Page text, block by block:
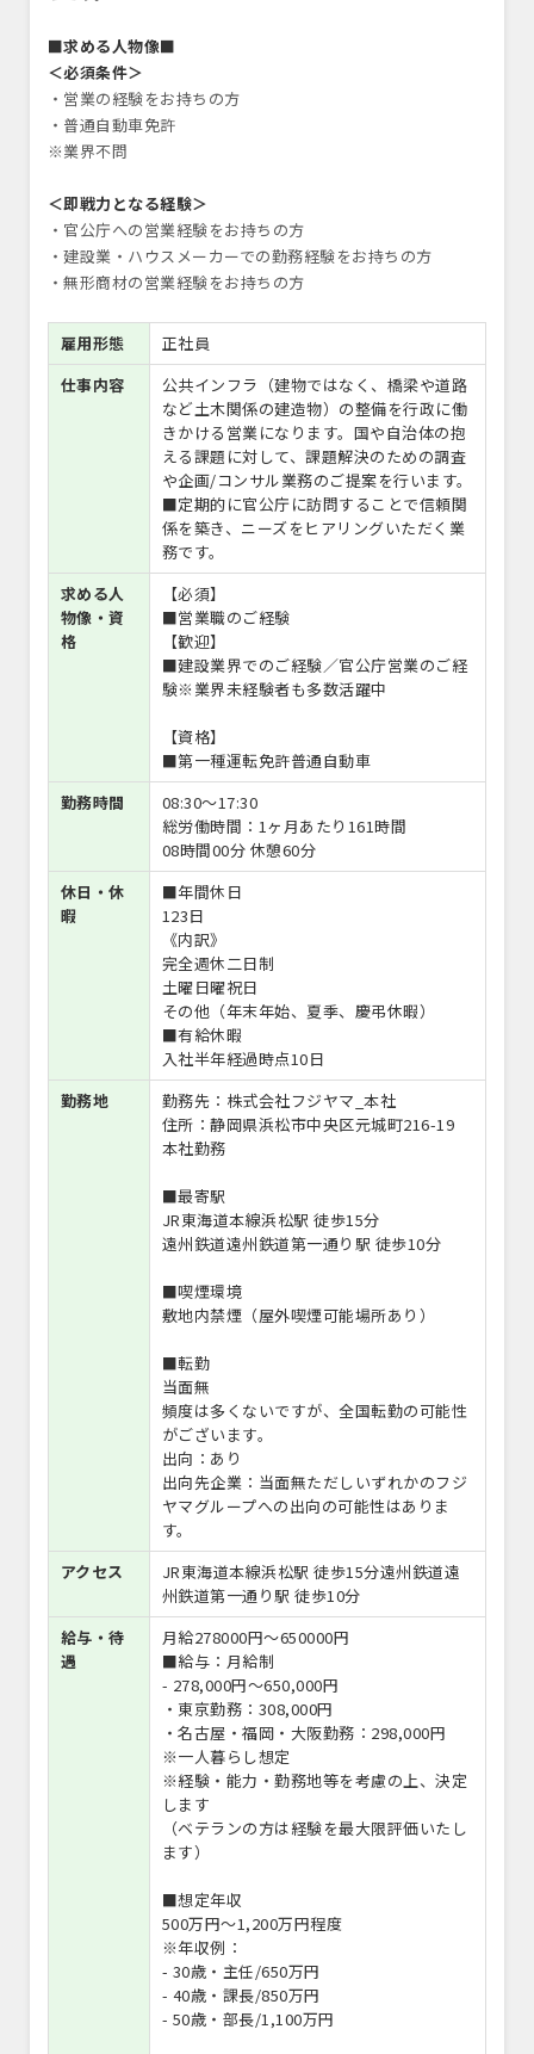
■求める人物像■
＜必須条件＞
・営業の経験をお持ちの方
・普通自動車免許
※業界不問
＜即戦力となる経験＞
・官公庁への営業経験をお持ちの方
・建設業・ハウスメーカーでの勤務経験をお持ちの方
・無形商材の営業経験をお持ちの方
雇用形態
正社員
仕事内容
公共インフラ（建物ではなく、橋梁や道路
など土木関係の建造物）の整備を行政に働
きかける営業になります。国や自治体の抱
える課題に対して、課題解決のための調査
や企画/コンサル業務のご提案を行います。
■定期的に官公庁に訪問することで信頼関
係を築き、ニーズをヒアリングいただく業
務です。
求める人
物像・資
格
【必須】
■営業職のご経験
【歓迎】
■建設業界でのご経験／官公庁営業のご経
験※業界未経験者も多数活躍中
【資格】
■第一種運転免許普通自動車
勤務時間
08:30〜17:30
総労働時間：1ヶ月あたり161時間
08時間00分 休憩60分
休日・休
暇
■年間休日
123日
《内訳》
完全週休二日制
土曜日曜祝日
その他（年末年始、夏季、慶弔休暇）
■有給休暇
入社半年経過時点10日
勤務地
勤務先：株式会社フジヤマ_本社
住所：静岡県浜松市中央区元城町216-19
本社勤務
■最寄駅
JR東海道本線浜松駅 徒歩15分
遠州鉄道遠州鉄道第一通り駅 徒歩10分
■喫煙環境
敷地内禁煙（屋外喫煙可能場所あり）
■転勤
当面無
頻度は多くないですが、全国転勤の可能性
がございます。
出向：あり
出向先企業：当面無ただしいずれかのフジ
ヤマグループへの出向の可能性はありま
す。
アクセス
JR東海道本線浜松駅 徒歩15分遠州鉄道遠
州鉄道第一通り駅 徒歩10分
給与・待
遇
月給278000円〜650000円
■給与：月給制
- 278,000円～650,000円
・東京勤務：308,000円
・名古屋・福岡・大阪勤務：298,000円
※一人暮らし想定
※経験・能力・勤務地等を考慮の上、決定
します
（ベテランの方は経験を最大限評価いたし
ます）
■想定年収
500万円～1,200万円程度
※年収例：
- 30歳・主任/650万円
- 40歳・課長/850万円
- 50歳・部長/1,100万円